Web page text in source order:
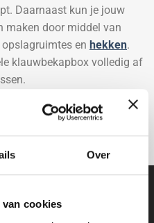
Over
cookies
Daarnaast kun je jouw
maken door middel van
en hekken.
klauwbekapbox volledig af
maximale